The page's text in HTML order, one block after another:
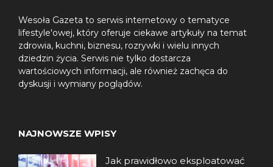
Wesoła Gazeta to serwis internetowy o tematyce
lifestyle'owej, który oferuje ciekawe artykuły na temat
zdrowia, kuchni, biznesu, rozrywki i wielu innych
dziedzin życia. Serwis nie tylko dostarcza
wartościowych informacji, ale również zachęca do
dyskusji i wymiany poglądów.
NAJNOWSZE WPISY
Jak prawidłowo eksploatować